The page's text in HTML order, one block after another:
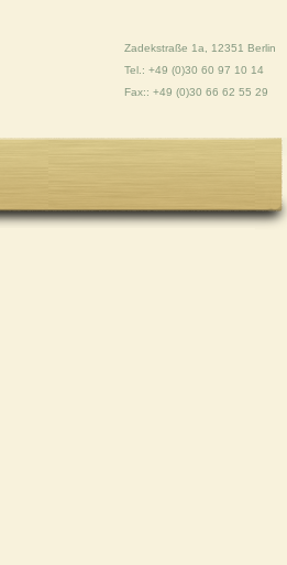
Zadekstraße 1a, 12351 Berlin
Tel.: +49 (0)30 60 97 10 14
Fax:: +49 (0)30 66 62 55 29